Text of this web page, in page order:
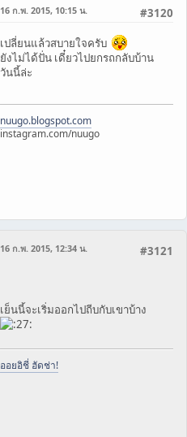
#3120
16 ก.พ. 2015, 10:15 น.
เปลี่ยนแล้วสบายใจครับ
ยังไม่ได้ปั่น เดี๋ยวไปยกรถกลับบ้าน
วันนี้ล่ะ
nuugo.blogspot.com
instagram.com/nuugo
#3121
16 ก.พ. 2015, 12:34 น.
เย็นนี้จะเริ่มออกไปถีบกับเขาบ้าง
ออยอิชี่ ฮัดช่า!